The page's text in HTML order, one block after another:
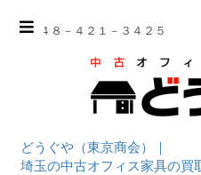
☎ ０４８－４２１－３４２５
どうぐや（東京商会）｜
埼玉の中古オフィス家具の買